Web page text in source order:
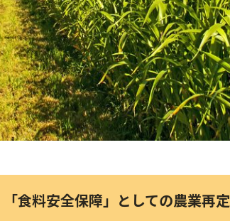
食料安全保障」としての農業再